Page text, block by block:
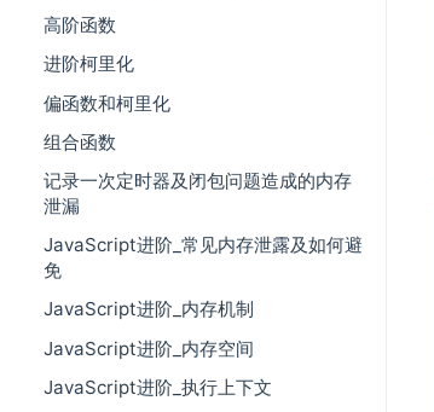
高阶函数
进阶柯里化
偏函数和柯里化
组合函数
记录一次定时器及闭包问题造成的内存
泄漏
JavaScript进阶_常见内存泄露及如何避
免
JavaScript进阶_内存机制
JavaScript进阶_内存空间
JavaScript进阶_执行上下文